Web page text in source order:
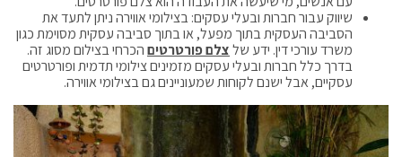
שיווק עבור חברות ובעלי עסקים: בצילומי אווירה ניתן לתעד את
הסביבה העסקית בתוך מפעל, או בתוך סביבה עסקית מסוימת כגון
משרד עורכי דין. ידע שלצלם פורטרטיםהכרחי בצילום מסוג זה.
בדרך כלל חברות ובעלי עסקים מזמינים צילומי תדמית ופורטרטים
עסקיים, אבל ישנם לקוחות שמעוניינים גם בצילומי אווירה.